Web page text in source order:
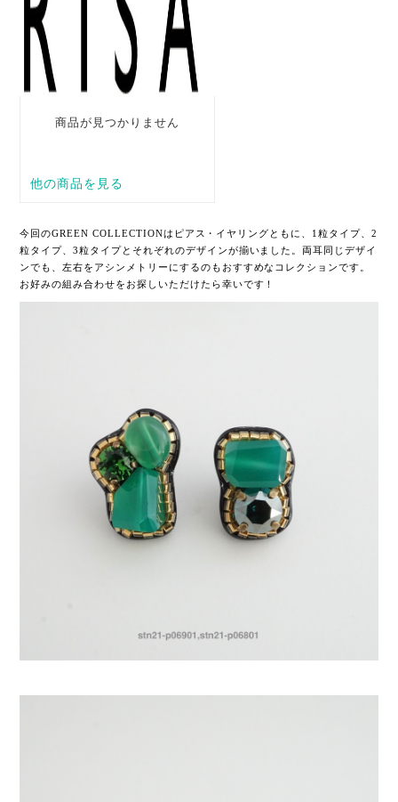
今回のGREEN COLLECTIONはピアス・イヤリングともに、1粒タイプ、2
粒タイプ、3粒タイプとそれぞれのデザインが揃いました。両耳同じデザイ
ンでも、左右をアシンメトリーにするのもおすすめなコレクションです。
お好みの組み合わせをお探しいただけたら幸いです！